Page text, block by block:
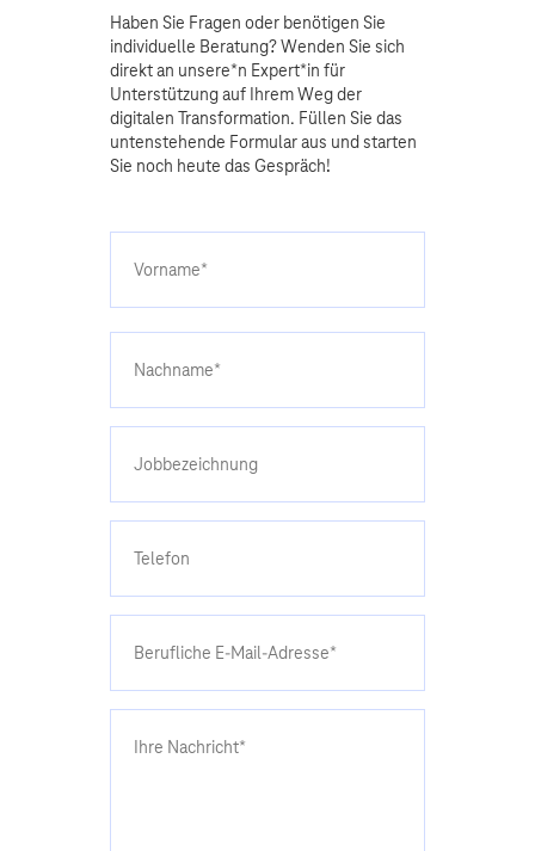
Haben Sie Fragen oder benötigen Sie
individuelle Beratung? Wenden Sie sich
direkt an unsere*n Expert*in für
Unterstützung auf Ihrem Weg der
digitalen Transformation. Füllen Sie das
untenstehende Formular aus und starten
Sie noch heute das Gespräch!